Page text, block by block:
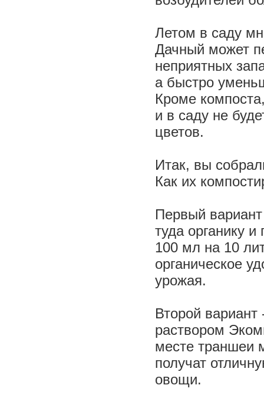
Летом в саду
Дачный может
неприятных
а быстро
Кроме
и в саду не
цветов.
Итак, вы
Как их
Первый
туда органику
100 мл на 10
органическое
урожая.
Второй
раствором
месте траншеи
получат
овощи.